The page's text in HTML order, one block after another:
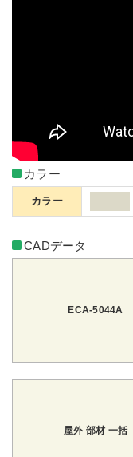
カラー
カラー
CADデータ
ECA-5044A
屋外 部材 一括